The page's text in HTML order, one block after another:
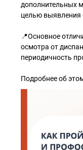
дополнительных
целью выявления
📍Основное
осмотра от
периодичность
Подробнее об